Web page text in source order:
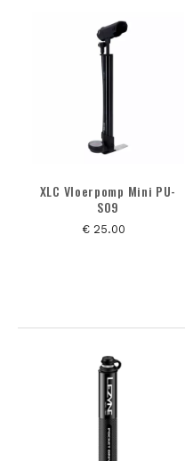
XLC Vloerpomp Mini PU-
S09
€ 25.00